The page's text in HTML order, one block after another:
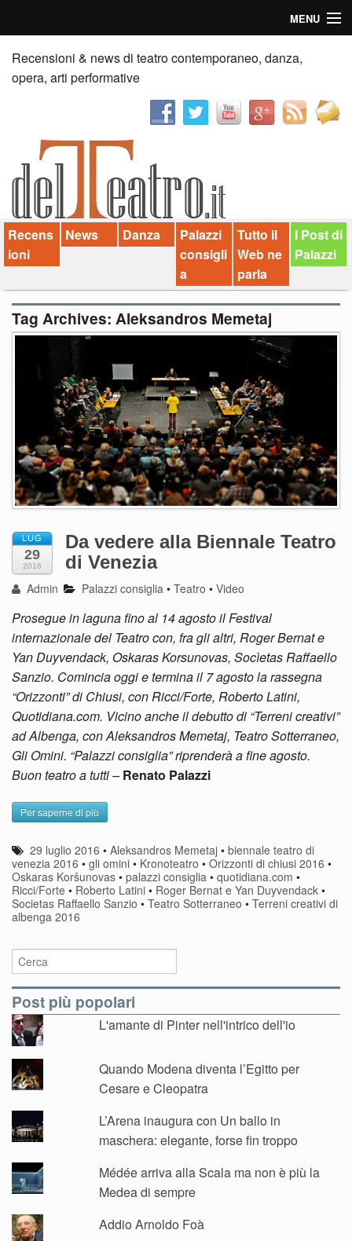
MENU
Home
Recensioni
News
Palazzi consiglia
Video
Chi siamo
Contatti
dT in English
Recensioni & news di teatro contemporaneo, danza,
opera, arti performative
Recens
ioni
News Danza
Palazzi
consigli
a
Tutto il
Web ne
parla
I Post di
Palazzi
Tag Archives: Aleksandros Memetaj
LUG
29
2016
Da vedere alla Biennale Teatro
di Venezia
Admin Palazzi consiglia •Teatro •Video
Prosegue in laguna fino al 14 agosto il Festival
internazionale del Teatro con, fra gli altri, Roger Bernat e
Yan Duyvendack, Oskaras Korsunovas, Socìetas Raffaello
Sanzio. Comincia oggi e termina il 7 agosto la rassegna
“Orizzonti” di Chiusi, con Ricci/Forte, Roberto Latini,
Quotidiana.com. Vicino anche il debutto di “Terreni creativi”
ad Albenga, con Aleksandros Memetaj, Teatro Sotterraneo,
Gli Omini. “Palazzi consiglia” riprenderà a fine agosto.
Buon teatro a tutti –Renato Palazzi
Per saperne di più
29 luglio 2016 •Aleksandros Memetaj •biennale teatro di
venezia 2016 • gli omini • Kronoteatro • Orizzonti di chiusi 2016 •
Oskaras Koršunovas • palazzi consiglia • quotidiana.com •
Ricci/Forte • Roberto Latini • Roger Bernat e Yan Duyvendack •
Societas Raffaello Sanzio • Teatro Sotterraneo • Terreni creativi di
albenga 2016
Post più popolari
L'amante di Pinter nell'intrico dell'io
Quando Modena diventa l’Egitto per
Cesare e Cleopatra
L’Arena inaugura con Un ballo in
maschera: elegante, forse fin troppo
Médée arriva alla Scala ma non è più la
Medea di sempre
Addio Arnoldo Foà